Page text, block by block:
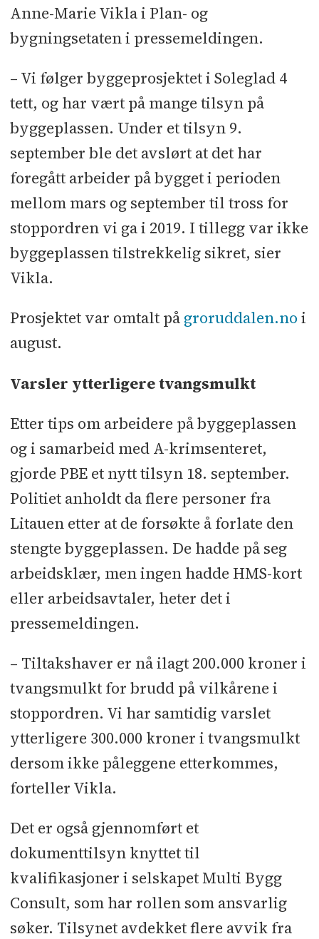
Anne-Marie Vikla i Plan- og
bygningsetaten i pressemeldingen.
– Vi følger byggeprosjektet i Soleglad 4
tett, og har vært på mange tilsyn på
byggeplassen. Under et tilsyn 9.
september ble det avslørt at det har
foregått arbeider på bygget i perioden
mellom mars og september til tross for
stoppordren vi ga i 2019. I tillegg var ikke
byggeplassen tilstrekkelig sikret, sier
Vikla.
Prosjektet var omtalt på groruddalen.no i
august.
Varsler ytterligere tvangsmulkt
Etter tips om arbeidere på byggeplassen
og i samarbeid med A-krimsenteret,
gjorde PBE et nytt tilsyn 18. september.
Politiet anholdt da flere personer fra
Litauen etter at de forsøkte å forlate den
stengte byggeplassen. De hadde på seg
arbeidsklær, men ingen hadde HMS-kort
eller arbeidsavtaler, heter det i
pressemeldingen.
– Tiltakshaver er nå ilagt 200.000 kroner i
tvangsmulkt for brudd på vilkårene i
stoppordren. Vi har samtidig varslet
ytterligere 300.000 kroner i tvangsmulkt
dersom ikke påleggene etterkommes,
forteller Vikla.
Det er også gjennomført et
dokumenttilsyn knyttet til
kvalifikasjoner i selskapet Multi Bygg
Consult, som har rollen som ansvarlig
søker. Tilsynet avdekket flere avvik fra